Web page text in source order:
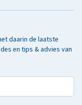
daarin de laatste
en tips & advies van